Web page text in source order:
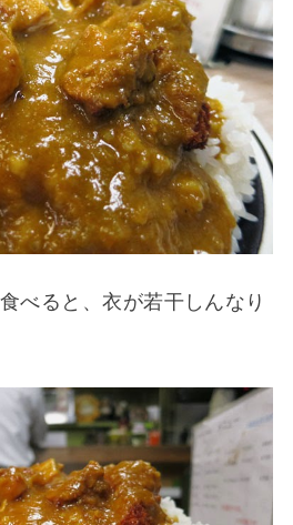
べると、衣が若干しんなり